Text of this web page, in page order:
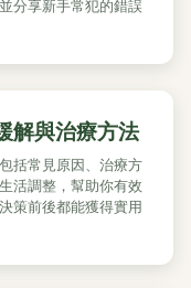
分享新手常犯的錯誤
解與治療方法
括常見原因、治療方
活調整，幫助你有效
策前後都能獲得實用